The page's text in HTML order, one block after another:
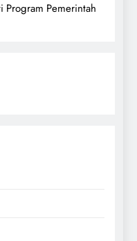
Program Pemerintah